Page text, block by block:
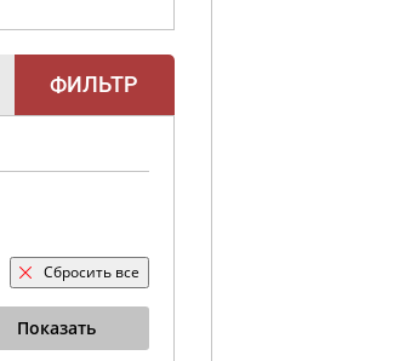
ФИЛЬТР
Сбросить все
Показать